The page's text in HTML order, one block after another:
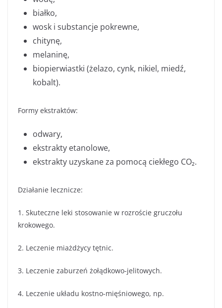
białko,
wosk i substancje pokrewne,
chitynę,
melaninę,
biopierwiastki (żelazo, cynk, nikiel, miedź,
kobalt).
Formy ekstraktów:
odwary,
ekstrakty etanolowe,
ekstrakty uzyskane za pomocą ciekłego CO₂.
Działanie lecznicze:
1. Skuteczne leki stosowanie w rozroście gruczołu
krokowego.
2. Leczenie miażdżycy tętnic.
3. Leczenie zaburzeń żołądkowo-jelitowych.
4. Leczenie układu kostno-mięśniowego, np.